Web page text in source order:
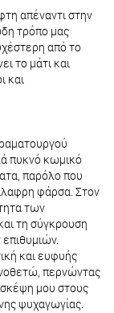
απέναντι στην
τρόπο μας
από το
το μάτι και
και
πυκνό κωμικό
παρόλο που
φάρσα. Στον
των
τη σύγκρουση
και ευφυής
περνώντας
σκέψη μου στους
ψυχαγωγίας.